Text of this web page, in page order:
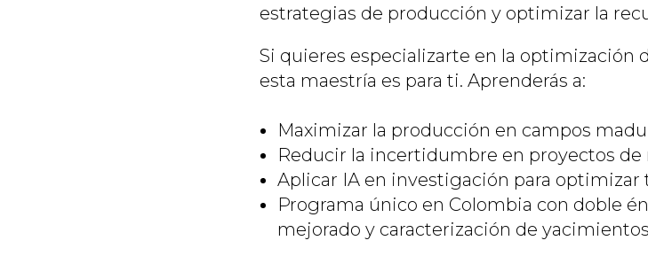
estrategias de producción y optimizar la
Si quieres especializarte en la optimización
esta maestría es para ti. Aprenderás a:
Maximizar la producción en campos
Reducir la incertidumbre en proyectos de
Aplicar IA en investigación para optimizar
Programa único en Colombia con doble
mejorado y caracterización de